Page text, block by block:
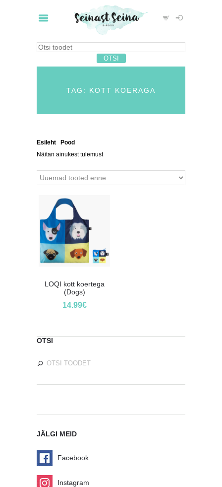
TAG: KOTT KOERAGA
Esileht Pood
Näitan ainukest tulemust
LOQI kott koertega
(Dogs)
14.99€
OTSI
JÄLGI MEID
Facebook
Instagram